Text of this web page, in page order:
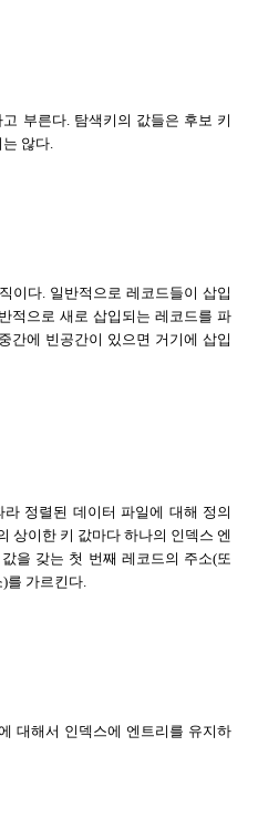
부른다. 탐색키의 값들은 후보 키
않다.
이다. 일반적으로 레코드들이 삽입
적으로 새로 삽입되는 레코드를 파
간에 빈공간이 있으면 거기에 삽입
정렬된 데이터 파일에 대해 정의
상이한 키 값마다 하나의 인덱스 엔
을 갖는 첫 번째 레코드의 주소(또
를 가르킨다.
대해서 인덱스에 엔트리를 유지하